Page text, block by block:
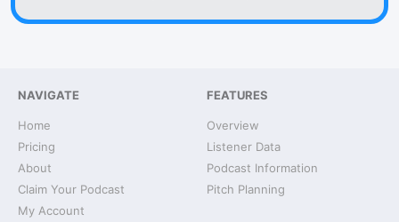
NAVIGATE
Home
Pricing
About
Claim Your Podcast
My Account
FEATURES
Overview
Listener Data
Podcast Information
Pitch Planning